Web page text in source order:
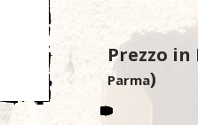
Prezzo in
Parma)